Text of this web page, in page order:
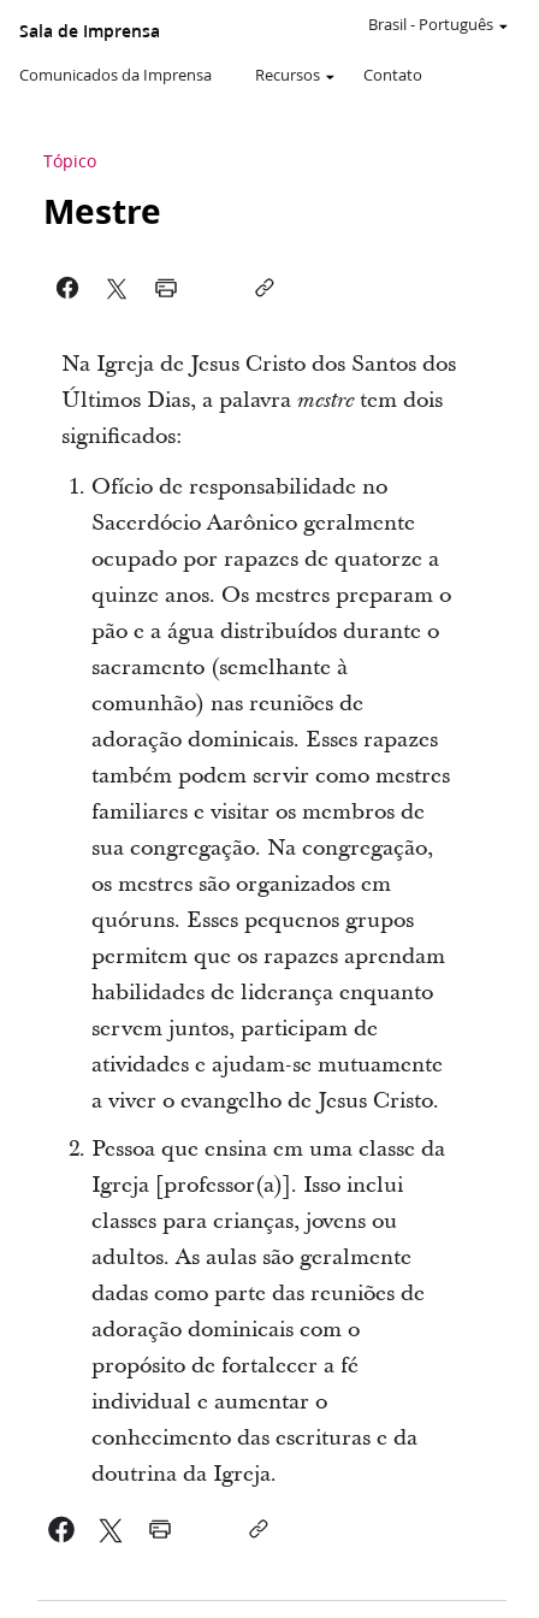
Sala de Imprensa
Comunicados da Imprensa Recursos Contato
Brasil- Português
Tópico
Mestre
Na Igreja de Jesus Cristo dos Santos dos
Últimos Dias, a palavra mestretem dois
significados:
Ofício de responsabilidade no
Sacerdócio Aarônico geralmente
ocupado por rapazes de quatorze a
quinze anos. Os mestres preparam o
pão e a água distribuídos durante o
sacramento (semelhante à
comunhão) nas reuniões de
adoração dominicais. Esses rapazes
também podem servir como mestres
familiares e visitar os membros de
sua congregação. Na congregação,
os mestres são organizados em
quóruns. Esses pequenos grupos
permitem que os rapazes aprendam
habilidades de liderança enquanto
servem juntos, participam de
atividades e ajudam-se mutuamente
a viver o evangelho de Jesus Cristo.
Pessoa que ensina em uma classe da
Igreja [professor(a)]. Isso inclui
classes para crianças, jovens ou
adultos. As aulas são geralmente
dadas como parte das reuniões de
adoração dominicais com o
propósito de fortalecer a fé
individual e aumentar o
conhecimento das escrituras e da
doutrina da Igreja.